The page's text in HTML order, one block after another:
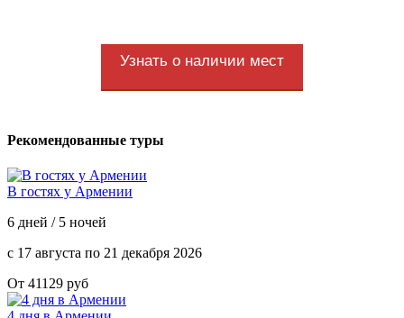
Узнать о наличии мест
Рекомендованные туры
В гостях у Армении
6 дней / 5 ночей
с 17 августа по 21 декабря 2026
От 41129 руб